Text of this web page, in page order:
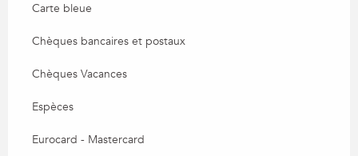
Carte bleue
Chèques bancaires et postaux
Chèques Vacances
Espèces
Eurocard - Mastercard